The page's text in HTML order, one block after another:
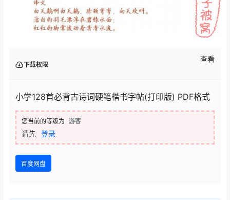
下载权限
查看
小学128首必背古诗词硬笔楷书字帖(打印版) PDF格式
您当前的等级为 游客
请先 登录
百度网盘